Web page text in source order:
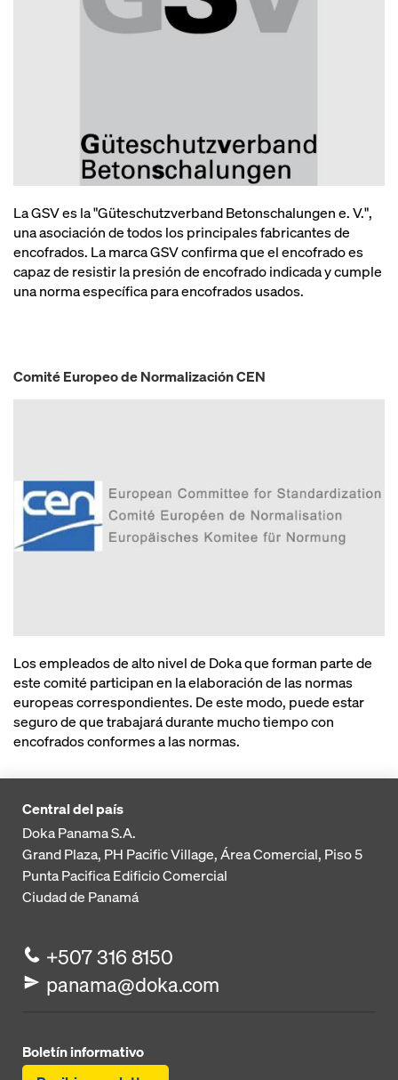
La GSV es la "Güteschutzverband Betonschalungen e. V.",
una asociación de todos los principales fabricantes de
encofrados. La marca GSV confirma que el encofrado es
capaz de resistir la presión de encofrado indicada y cumple
una norma específica para encofrados usados.
Comité Europeo de Normalización CEN
Los empleados de alto nivel de Doka que forman parte de
este comité participan en la elaboración de las normas
europeas correspondientes. De este modo, puede estar
seguro de que trabajará durante mucho tiempo con
encofrados conformes a las normas.
Central del país
Doka Panama S.A.
Grand Plaza, PH Pacific Village, Área Comercial, Piso 5
Punta PacificaEdificio Comercial
Ciudad de Panamá
+507 316 8150
panama@doka.com
Boletín informativo